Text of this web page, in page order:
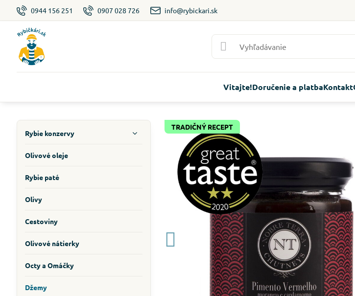
0944 156 251 0907 028 726 info@rybickari.sk
Vitajte!Doručenie a platbaKontakt
TRADIČNÝ RECEPT
Rybie konzervy
Olivové oleje
Rybie paté
Olivy
Cestoviny
Olivové nátierky
Octy a Omáčky
Džemy